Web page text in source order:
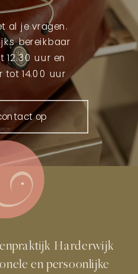
op
al je vragen.
bereikbaar
uur en
tot 14.00 uur
Harderwijk
en persoonlijke